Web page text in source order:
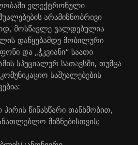
ელექტრონული
არამიზნობრივი
მოსწავლე ვალდებულია
დაწყებამდე მობილური
და „ჭკვიანი“ საათი
სპეციალურ სათავსში, თუმცა
საშუალებების
წინასწარი თანხმობით,
მიზნებისთვის;